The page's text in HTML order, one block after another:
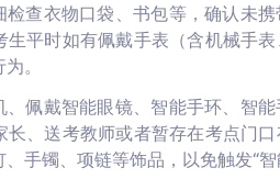
检查衣物口袋、书包等，确认未
生平时如有佩戴手表（含机械手
。
、佩戴智能眼镜、智能手环、智
长、送考教师或者暂存在考点门
手镯、项链等饰品，以免触发“智